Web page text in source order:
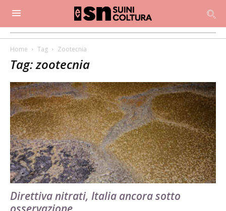
Home Tag Zootecnia
Tag: zootecnia
Direttiva nitrati, Italia ancora sotto